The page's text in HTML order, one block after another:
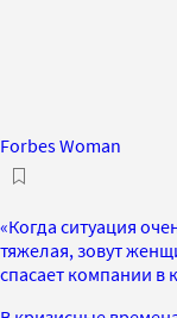
Forbes Woman
«Когда ситуация
тяжелая, зовут
спасает компании в